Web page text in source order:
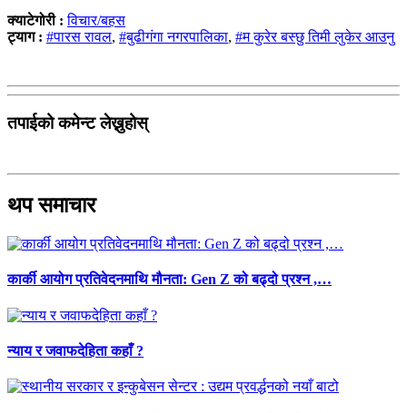
क्याटेगोरी :विचार/बहस
ट्याग : #पारस रावल, #बुढीगंगा नगरपालिका, #म कुरेर बस्छु तिमी लुकेर आउनु
तपाईको कमेन्ट लेख्नुहोस्
थप समाचार
कार्की आयोग प्रतिवेदनमाथि मौनता: Gen Z को बढ्दो प्रश्न ,…
न्याय र जवाफदेहिता कहाँ ?